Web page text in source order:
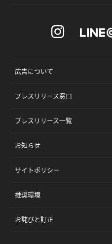
広告について
プレスリリース窓口
プレスリリース一覧
お知らせ
サイトポリシー
推奨環境
お詫びと訂正